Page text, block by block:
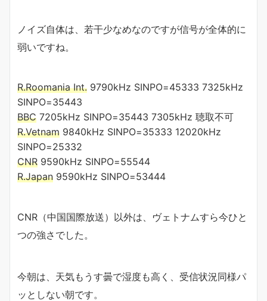
ノイズ自体は、若干少なめなのですが信号が全体的に
弱いですね。
R.Roomania Int. 9790kHz SINPO=45333 7325kHz
SINPO=35443
BBC 7205kHz SINPO=35443 7305kHz 聴取不可
R.Vetnam 9840kHz SINPO=35333 12020kHz
SINPO=25332
CNR 9590kHz SINPO=55544
R.Japan 9590kHz SINPO=53444
CNR（中国国際放送）以外は、ヴェトナムすら今ひと
つの強さでした。
今朝は、天気もうす曇で湿度も高く、受信状況同様パ
ッとしない朝です。